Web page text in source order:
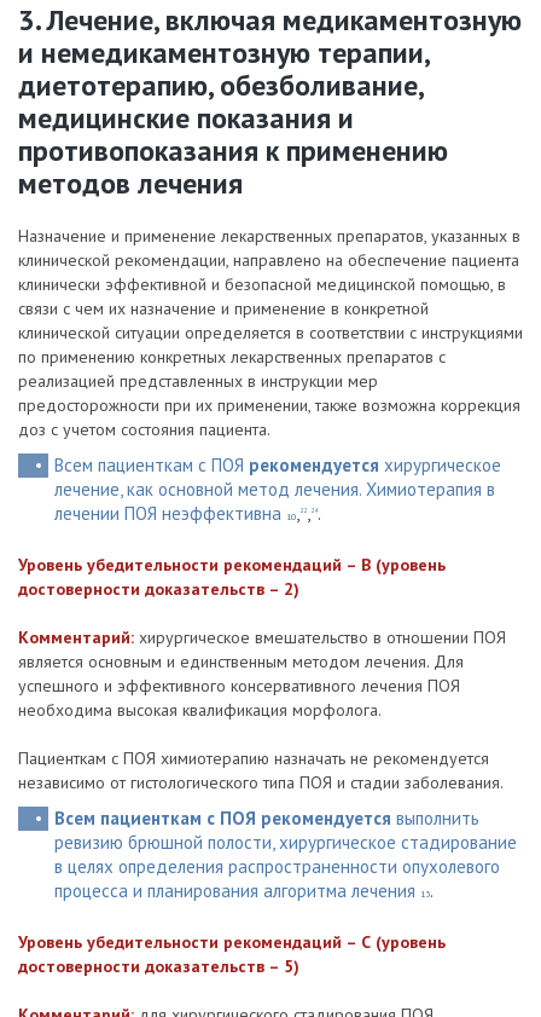
3. Лечение, включая медикаментозную
и немедикаментозную терапии,
диетотерапию, обезболивание,
медицинские показания и
противопоказания к применению
методов лечения
Назначение и применение лекарственных препаратов, указанных в
клинической рекомендации, направлено на обеспечение пациента
клинически эффективной и безопасной медицинской помощью, в
связи с чем их назначение и применение в конкретной
клинической ситуации определяется в соответствии с инструкциями
по применению конкретных лекарственных препаратов с
реализацией представленных в инструкции мер
предосторожности при их применении, также возможна коррекция
доз с учетом состояния пациента.
Всем пациенткам с ПОЯ рекомендуется хирургическое
лечение, как основной метод лечения. Химиотерапия в
лечении ПОЯ неэффективна 10,22,24.
Уровень убедительности рекомендаций – В (уровень
достоверности доказательств – 2)
Комментарий: хирургическое вмешательство в отношении ПОЯ
является основным и единственным методом лечения. Для
успешного и эффективного консервативного лечения ПОЯ
необходима высокая квалификация морфолога.
Пациенткам с ПОЯ химиотерапию назначать не рекомендуется
независимо от гистологического типа ПОЯ и стадии заболевания.
Всем пациенткам с ПОЯ рекомендуется выполнить
ревизию брюшной полости, хирургическое стадирование
в целях определения распространенности опухолевого
процесса и планирования алгоритма лечения 13.
Уровень убедительности рекомендаций – С (уровень
достоверности доказательств – 5)